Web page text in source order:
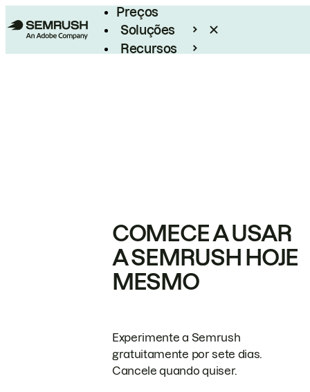
Preços
Soluções
Recursos
COMECE A USAR
A SEMRUSH HOJE
MESMO
Experimente a Semrush
gratuitamente por sete dias.
Cancele quando quiser.